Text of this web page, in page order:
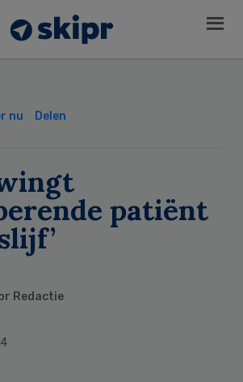
nu Delen
patiënt
Redactie